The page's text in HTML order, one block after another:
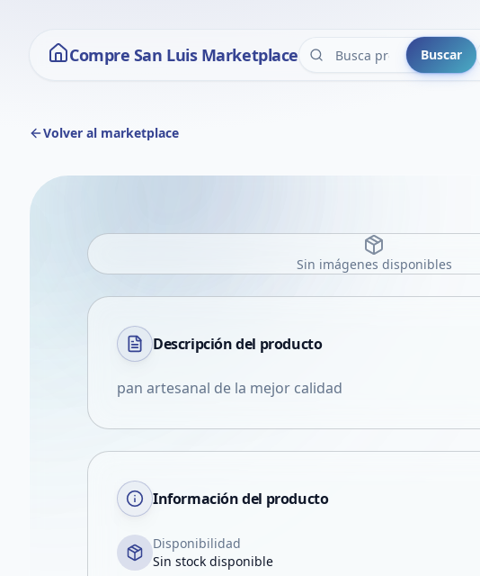
Compre San Luis Marketplace Buscar
Volver al marketplace
Sin imágenes disponibles
Descripción del producto
pan artesanal de la mejor calidad
Información del producto
Disponibilidad
Sin stock disponible